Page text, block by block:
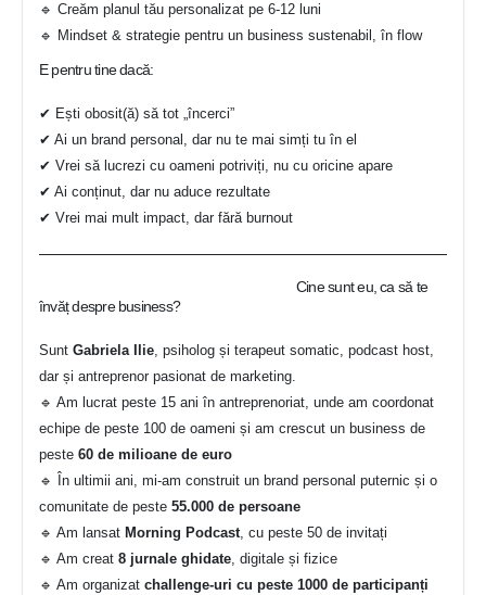
🔹 Creăm planul tău personalizat pe 6-12 luni
🔹 Mindset & strategie pentru un business sustenabil, în flow
E pentru tine dacă:
✔ Ești obosit(ă) să tot „încerci”
✔ Ai un brand personal, dar nu te mai simți tu în el
✔ Vrei să lucrezi cu oameni potriviți, nu cu oricine apare
✔ Ai conținut, dar nu aduce rezultate
✔ Vrei mai mult impact, dar fără burnout
Cine sunt eu, ca să te
învăț despre business?
Sunt Gabriela Ilie, psiholog și terapeut somatic, podcast host,
dar și antreprenor pasionat de marketing.
🔹 Am lucrat peste 15 ani în antreprenoriat, unde am coordonat
echipe de peste 100 de oameni și am crescut un business de
peste 60 de milioane de euro
🔹 În ultimii ani, mi-am construit un brand personal puternic și o
comunitate de peste 55.000 de persoane
🔹 Am lansat Morning Podcast, cu peste 50 de invitați
🔹 Am creat 8 jurnale ghidate, digitale și fizice
🔹 Am organizat challenge-uri cu peste 1000 de participanți